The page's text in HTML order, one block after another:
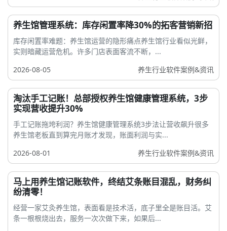
养生馆管理系统：库存闲置率降30%的拓客营销新招
库存闲置率难题：养生馆运营的隐形痛点养生馆行业看似光鲜，
实则暗藏运营危机。许多门店表面客流不断，...
2026-08-05
养生行业软件案例&资讯
淘汰手工记账！总部授权养生馆健康管理系统，3步
实现营收提升30%
手工记账拖垮利润？养生馆健康管理系统3步法让营收飙升很多
养生馆老板直到算完月账才发现，账面利润与实...
2026-08-01
养生行业软件案例&资讯
马上用养生馆记账软件，终结艾条账目混乱，财务纠
纷清零！
经营一家艾灸养生馆，表面看是技术活，底子里全是账目活。艾
条一根根烧出去，服务一次次做下来，如果后...